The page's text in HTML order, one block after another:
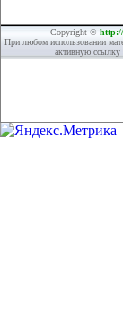
Copyright ©
При любом использовании
активную ссылку